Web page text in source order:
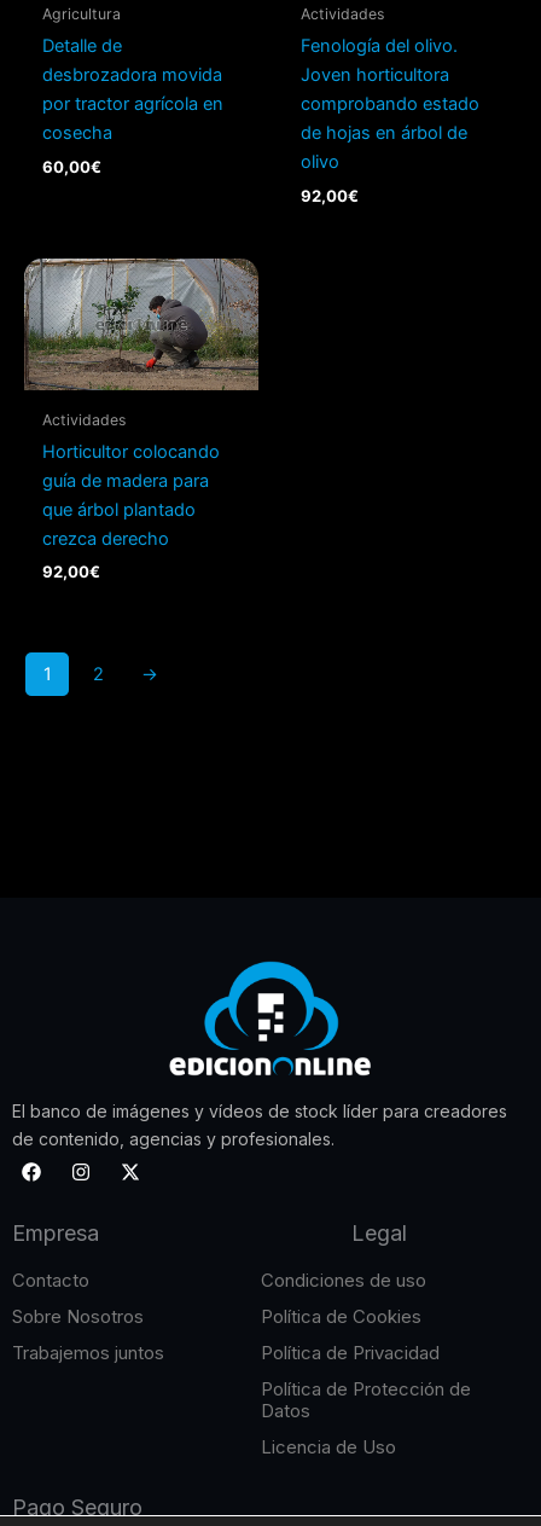
Agricultura
Detalle de
desbrozadora movida
por tractor agrícola en
cosecha
60,00€
Actividades
Fenología del olivo.
Joven horticultora
comprobando estado
de hojas en árbol de
olivo
92,00€
Actividades
Horticultor colocando
guía de madera para
que árbol plantado
crezca derecho
92,00€
1 2 →
El banco de imágenes y vídeos de stock líder para creadores
de contenido, agencias y profesionales.
F
a
b
o
I
n
a
r
m
X
-
r
Empresa
Contacto
Sobre Nosotros
Trabajemos juntos
Legal
Condiciones de uso
Política de Cookies
Política de Privacidad
Política de Protección de
Datos
Licencia de Uso
Pago Seguro